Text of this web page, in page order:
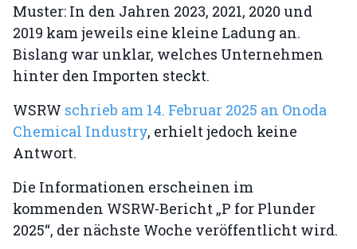
Muster: In den Jahren 2023, 2021, 2020 und
2019 kam jeweils eine kleine Ladung an.
Bislang war unklar, welches Unternehmen
hinter den Importen steckt.
WSRW schrieb am 14. Februar 2025 an Onoda
Chemical Industry, erhielt jedoch keine
Antwort.
Die Informationen erscheinen im
kommenden WSRW-Bericht „P for Plunder
2025“, der nächste Woche veröffentlicht wird.